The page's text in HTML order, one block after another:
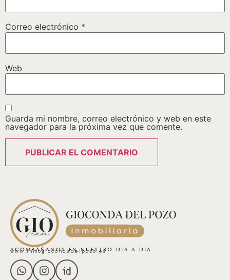
Correo electrónico *
Web
Guarda mi nombre, correo electrónico y web en este
navegador para la próxima vez que comente.
ACOMPÁÑANOS EN NUESTRO DÍA A DÍA.
www.inmogiocondadelpozo.es